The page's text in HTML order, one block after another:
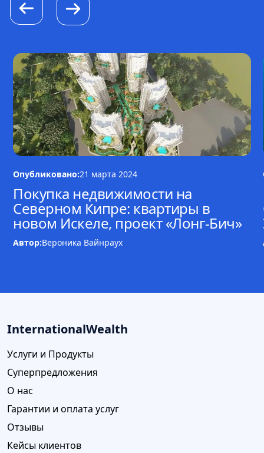
Опубликовано:21 марта 2024
Покупка недвижимости на
Северном Кипре: квартиры в
новом Искеле, проект «Лонг-Бич»
Автор:Вероника Вайнраух
InternationalWealth
Услуги и Продукты
Суперпредложения
О нас
Гарантии и оплата услуг
Отзывы
Кейсы клиентов